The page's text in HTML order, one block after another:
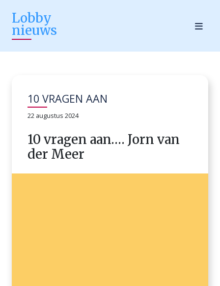
Lobby
nieuws
10 VRAGEN AAN
22 augustus 2024
10 vragen aan…. Jorn van
der Meer